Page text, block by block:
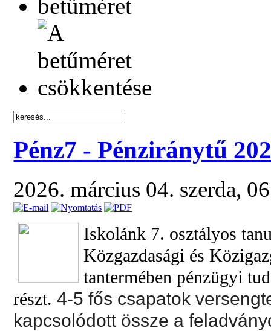
Pénz7 - Pénziránytű
2026. március 04. szerda,
Iskolánk 7. osztályos
Közgazdasági és
tantermében pénzügyi
részt.4-5 fős csapatok
kapcsolódott össze a